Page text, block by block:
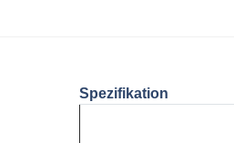
Spezifikation